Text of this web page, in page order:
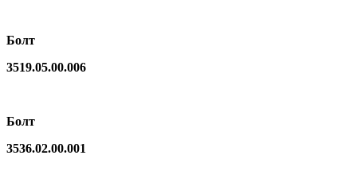
Болт
3519.05.00.006
Болт
3536.02.00.001